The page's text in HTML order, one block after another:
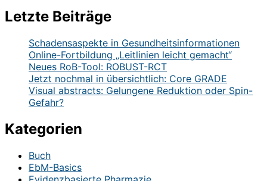
Letzte Beiträge
Schadensaspekte in Gesundheitsinformationen
Online-Fortbildung „Leitlinien leicht gemacht“
Neues RoB-Tool: ROBUST-RCT
Jetzt nochmal in übersichtlich: Core GRADE
Visual abstracts: Gelungene Reduktion oder Spin-
Gefahr?
Kategorien
Buch
EbM-Basics